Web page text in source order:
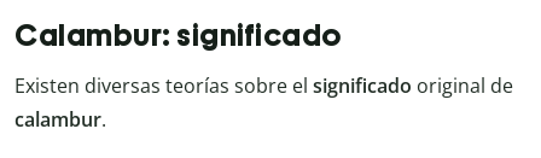
Calambur: significado
Existen diversas teorías sobre el significado original de
calambur.